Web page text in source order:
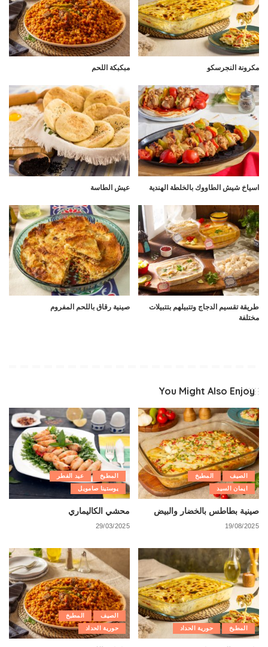
مكرونة النجرسكو مبكبكة اللحم
اسياخ شيش الطاووك بالخلطة الهندية عيش الطاسة
طريقة تقسيم الدجاج وتتبيلهم بتتبيلات
مختلفة
صينية رقاق باللحم المفروم
You Might Also Enjoy
الصيف
المطبخ
ايمان السيد
صينية بطاطس بالخضار والبيض
19/08/2025
المطبخ
عيد الفطر
يوستينا صامويل
محشي الكاليماري
29/03/2025
المطبخ حورية الحداد
الصيف
المطبخ
حورية الحداد